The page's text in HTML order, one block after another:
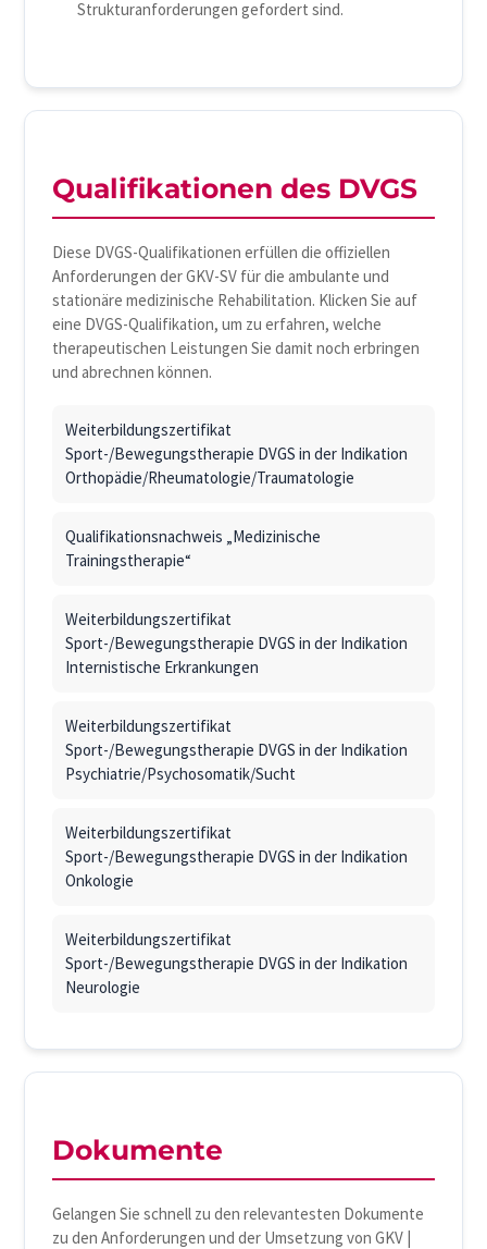
Strukturanforderungen gefordert sind.
Qualifikationen des DVGS
Diese DVGS-Qualifikationen erfüllen die offiziellen
Anforderungen der GKV-SV für die ambulante und
stationäre medizinische Rehabilitation. Klicken Sie auf
eine DVGS-Qualifikation, um zu erfahren, welche
therapeutischen Leistungen Sie damit noch erbringen
und abrechnen können.
Weiterbildungszertifikat
Sport-/Bewegungstherapie DVGS in der Indikation
Orthopädie/Rheumatologie/Traumatologie
Qualifikationsnachweis „Medizinische
Trainingstherapie“
Weiterbildungszertifikat
Sport-/Bewegungstherapie DVGS in der Indikation
Internistische Erkrankungen
Weiterbildungszertifikat
Sport-/Bewegungstherapie DVGS in der Indikation
Psychiatrie/Psychosomatik/Sucht
Weiterbildungszertifikat
Sport-/Bewegungstherapie DVGS in der Indikation
Onkologie
Weiterbildungszertifikat
Sport-/Bewegungstherapie DVGS in der Indikation
Neurologie
Dokumente
Gelangen Sie schnell zu den relevantesten Dokumente
zu den Anforderungen und der Umsetzung von GKV |